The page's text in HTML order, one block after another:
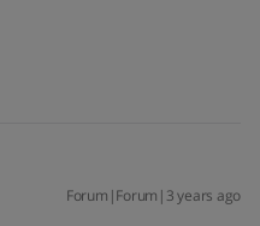
Forum|Forum|3 years ago